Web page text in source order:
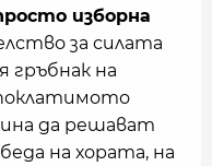
изборна
за силата
гръбнак на
да решават
на хората, на